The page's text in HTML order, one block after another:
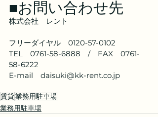
■お問い合わせ先
株式会社　レント
フリーダイヤル　0120-57-0102
TEL　0761-58-6888　/　FAX　0761-
58-6222
E-mail　daisuki@kk-rent.co.jp
賃貸業務用駐車場
業務用駐車場